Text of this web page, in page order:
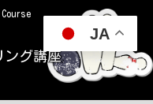
ング講座
JA